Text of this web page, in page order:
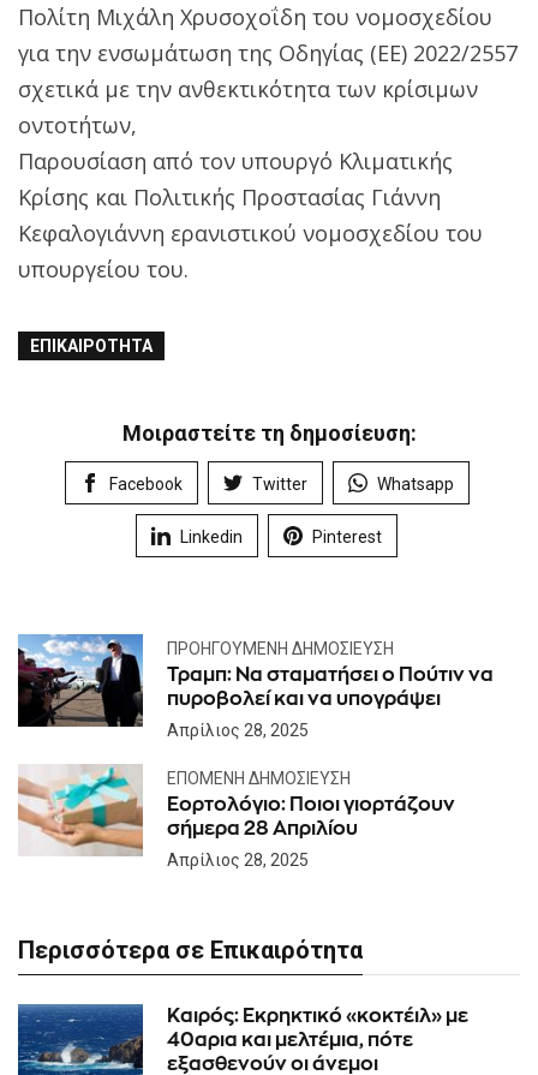
Πολίτη Μιχάλη Χρυσοχοΐδη του νομοσχεδίου
για την ενσωμάτωση της Οδηγίας (ΕΕ) 2022/2557
σχετικά με την ανθεκτικότητα των κρίσιμων
οντοτήτων,
Παρουσίαση από τον υπουργό Κλιματικής
Κρίσης και Πολιτικής Προστασίας Γιάννη
Κεφαλογιάννη ερανιστικού νομοσχεδίου του
υπουργείου του.
ΕΠΙΚΑΙΡΌΤΗΤΑ
Μοιραστείτε τη δημοσίευση:
Facebook Twitter Whatsapp
Linkedin Pinterest
ΠΡΟΗΓΟΎΜΕΝΗ ΔΗΜΟΣΊΕΥΣΗ
Τραμπ: Να σταματήσει ο Πούτιν να
πυροβολεί και να υπογράψει
Απρίλιος 28, 2025
ΕΠΌΜΕΝΗ ΔΗΜΟΣΊΕΥΣΗ
Εορτολόγιο: Ποιοι γιορτάζουν
σήμερα 28 Απριλίου
Απρίλιος 28, 2025
Περισσότερα σε Επικαιρότητα
Καιρός: Eκρηκτικό «κοκτέιλ» με
40αρια και μελτέμια, πότε
εξασθενούν οι άνεμοι